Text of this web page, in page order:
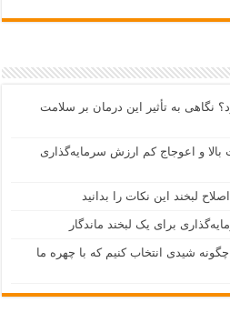
نگاهی به تأثیر این درمان بر سلامت
و اعوجاج کم ارزش سرمایه‌گذاری
لبخند این نکات را بدانید
برای یک لبخند ماندگار
شیدی انتخاب کنیم که با چهره ما